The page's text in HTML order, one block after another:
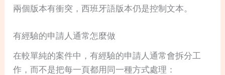
兩個版本有衝突，西班牙語版本仍是控制文本。
有經驗的申請人通常怎麼做
在較單純的案件中，有經驗的申請人通常會拆分工
作，而不是把每一頁都用同一種方式處理：